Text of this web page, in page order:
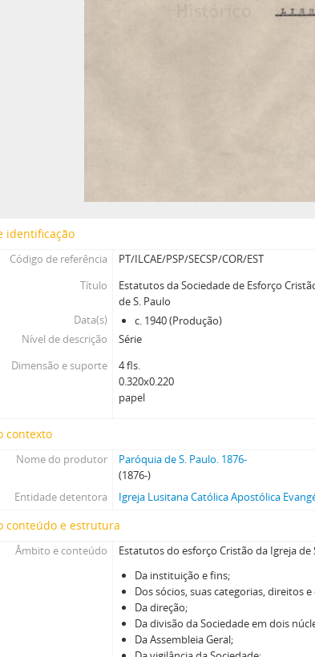
identificação
Código de referência
PT/ILCAE/PSP/SECSP/COR/EST
Título
Estatutos da Sociedade de Esforço
de S. Paulo
Data(s)
c. 1940 (Produção)
Nível de descrição
Série
Dimensão e suporte
4 fls.
0.320x0.220
papel
contexto
Nome do produtor
Paróquia de S. Paulo. 1876-
(1876-)
Entidade detentora
Igreja Lusitana Católica Apostólica
conteúdo e estrutura
Âmbito e conteúdo
Estatutos do esforço Cristão da Igreja de
Da instituição e fins;
Dos sócios, suas categorias, direitos e
Da direção;
Da divisão da Sociedade em dois
Da Assembleia Geral;